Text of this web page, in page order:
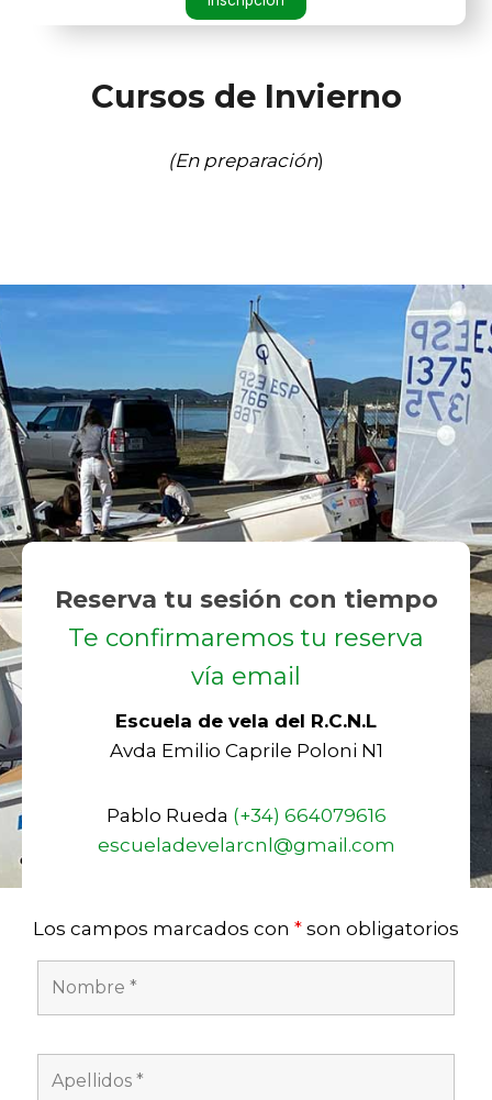
Cursos de Invierno
(En preparación)
Reserva tu sesión con tiempo
Te confirmaremos tu reserva
vía email
Escuela de vela del R.C.N.L
Avda Emilio Caprile Poloni N1
Pablo Rueda (+34) 664079616
escueladevelarcnl@gmail.com
Los campos marcados con * son obligatorios